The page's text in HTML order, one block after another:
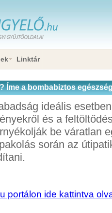
Linktár
Íme a bombabiztos
ideális
és a
be váratlan
során az
portálon ide kattintva